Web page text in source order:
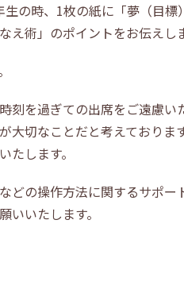
の時、1枚の紙に「夢（目標
術」のポイントをお伝えし
を過ぎての出席をご遠慮い
大切なことだと考えておりま
たします。
の操作方法に関するサポー
いたします。